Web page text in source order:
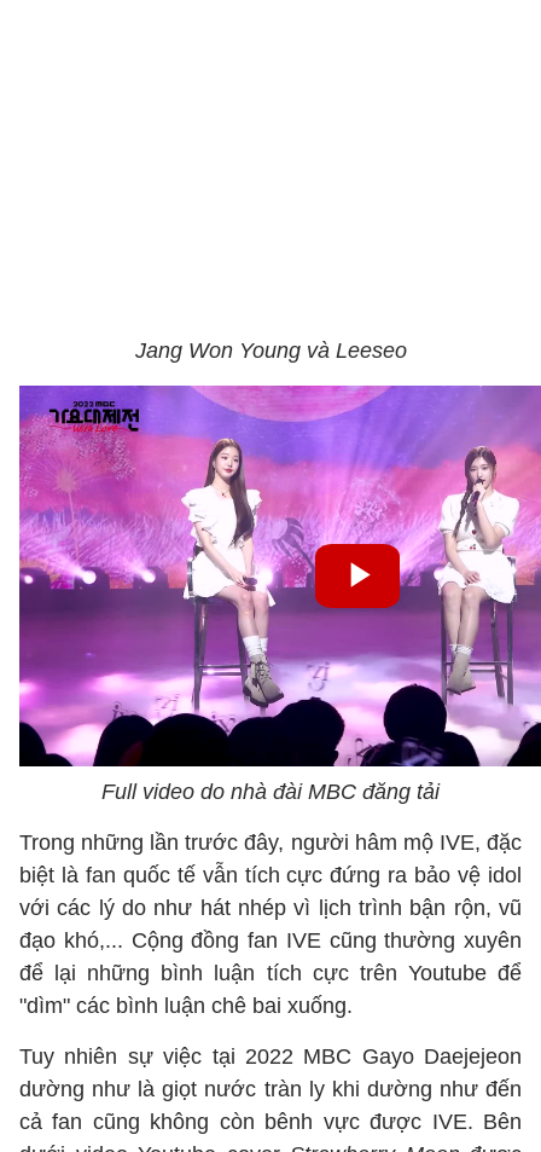
Jang Won Young và Leeseo
Full video do nhà đài MBC đăng tải
Trong những lần trước đây, người hâm mộ IVE, đặc
biệt là fan quốc tế vẫn tích cực đứng ra bảo vệ idol
với các lý do như hát nhép vì lịch trình bận rộn, vũ
đạo khó,... Cộng đồng fan IVE cũng thường xuyên
để lại những bình luận tích cực trên Youtube để
"dìm" các bình luận chê bai xuống.
Tuy nhiên sự việc tại 2022 MBC Gayo Daejejeon
dường như là giọt nước tràn ly khi dường như đến
cả fan cũng không còn bênh vực được IVE. Bên